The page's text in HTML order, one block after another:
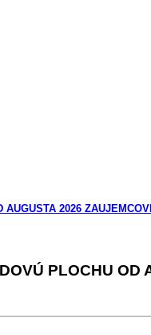
2026
PLOCHU